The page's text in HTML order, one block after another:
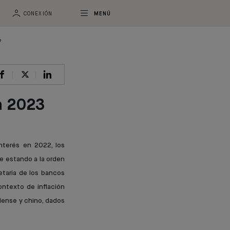
CONEXIÓN MENÚ
2023
en 2022, los
estando a la orden
de los bancos
de inflación
y chino, dados